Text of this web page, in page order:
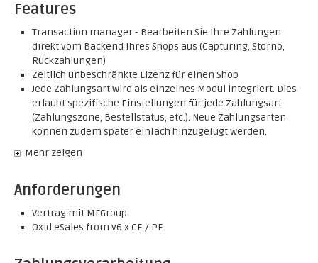
Features
Transaction manager - Bearbeiten Sie Ihre Zahlungen
direkt vom Backend Ihres Shops aus (Capturing, Storno,
Rückzahlungen)
Zeitlich unbeschränkte Lizenz für einen Shop
Jede Zahlungsart wird als einzelnes Modul integriert. Dies
erlaubt spezifische Einstellungen für jede Zahlungsart
(Zahlungszone, Bestellstatus, etc.). Neue Zahlungsarten
können zudem später einfach hinzugefügt werden.
Mehr zeigen
Anforderungen
Vertrag mit MFGroup
Oxid eSales from v6.x CE / PE